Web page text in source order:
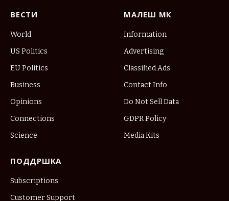
ВЕСТИ
World
US Politics
EU Politics
Business
Opinions
Connections
Science
МАЛЕШ МК
Information
Advertising
Classified Ads
Contact Info
Do Not Sell Data
GDPR Policy
Media Kits
ПОДДРШКА
Subscriptions
Customer Support